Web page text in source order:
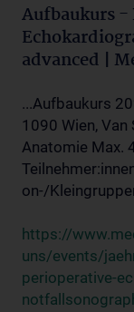
Aufbaukurs
advanced |
...Aufbaukurs
1090 Wien,
Anatomie Max.
on-/
https://
uns/events/
perioperative-